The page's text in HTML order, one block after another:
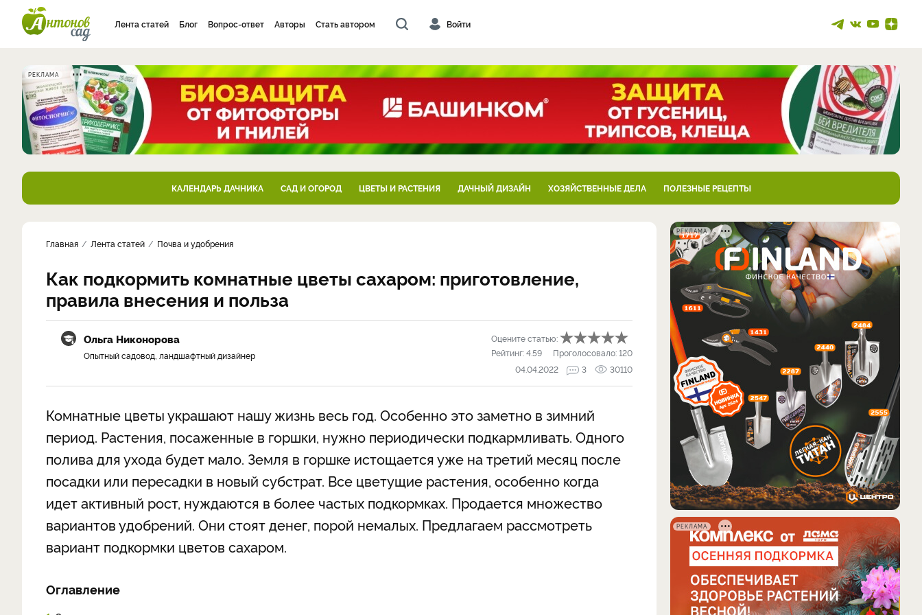
Лента статей Блог Вопрос-ответ Авторы Стать автором Войти
РЕКЛАМА
КАЛЕНДАРЬ ДАЧНИКА САД И ОГОРОД ЦВЕТЫ И РАСТЕНИЯ ДАЧНЫЙ ДИЗАЙН ХОЗЯЙСТВЕННЫЕ ДЕЛА ПОЛЕЗНЫЕ РЕЦЕПТЫ
Главная Лента статей Почва и удобрения
Как подкормить комнатные цветы сахаром: приготовление,
правила внесения и польза
Ольга Никонорова
Опытный садовод, ландшафтный дизайнер
Оцените статью:
Рейтинг:4.59 Проголосовало:120
04.04.2022
3 30110
Комнатные цветы украшают нашу жизнь весь год. Особенно это заметно в зимний
период. Растения, посаженные в горшки, нужно периодически подкармливать. Одного
полива для ухода будет мало. Земля в горшке истощается уже на третий месяц после
посадки или пересадки в новый субстрат. Все цветущие растения, особенно когда
идет активный рост, нуждаются в более частых подкормках. Продается множество
вариантов удобрений. Они стоят денег, порой немалых. Предлагаем рассмотреть
вариант подкормки цветов сахаром.
Оглавление
РЕКЛАМА
РЕКЛАМА